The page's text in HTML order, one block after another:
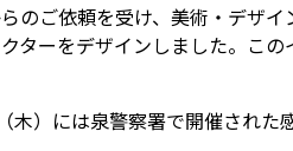
のご依頼を受け、美術・デザイ
ターをデザインしました。こ
木）には泉警察署で開催された